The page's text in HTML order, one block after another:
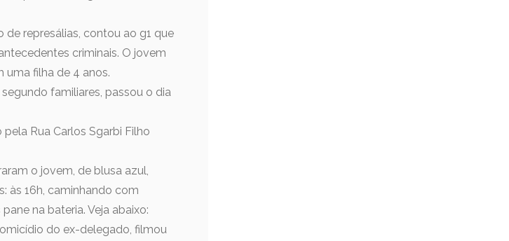
represálias, contou ao g1 que
criminais. O jovem
uma filha de 4 anos.
familiares, passou o dia
Rua Carlos Sgarbi Filho
o jovem, de blusa azul,
às 16h, caminhando com
na bateria. Veja abaixo:
do ex-delegado, filmou